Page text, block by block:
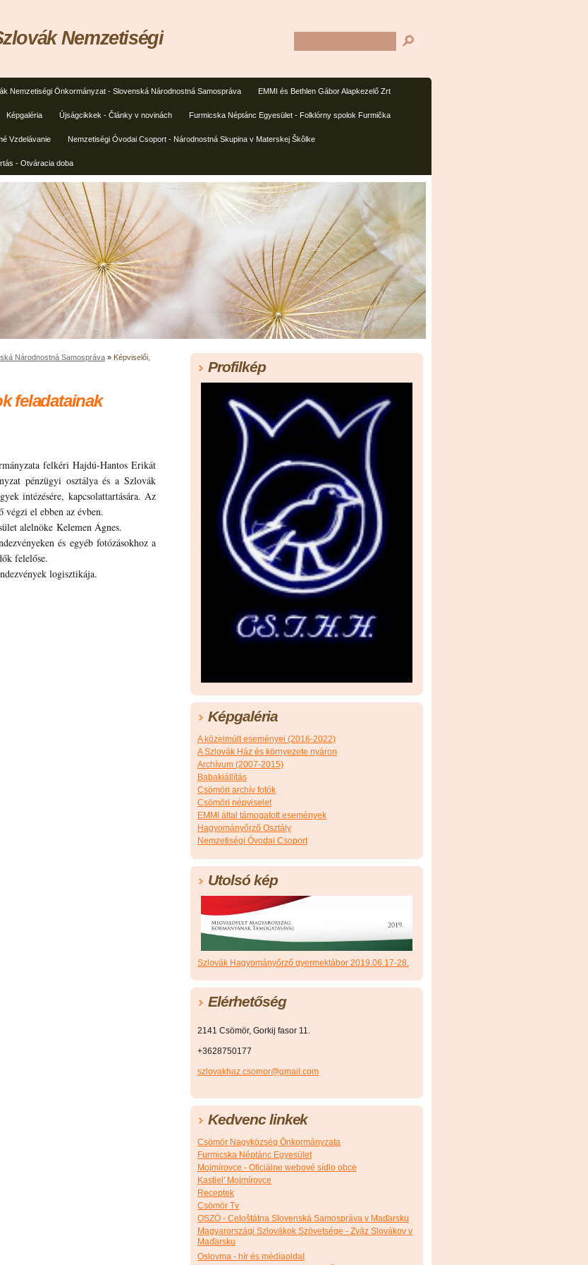
Nemzetiségi Önkormányzat - Slovenská Národnostná Samospráva EMMI és Bethlen Gábor Alapkezelő Zrt
Képgaléria Újságcikkek - Články v novinách Furmicska Néptánc Egyesület - Folklórny spolok Furmička
Vzdelávanie Nemzetiségi Óvodai Csoport - Národnostná Skupina v Materskej Škôlke
- Otváracia doba
Nemzetiségi
Národnostná Samospráva » Képviselői,
feladatainak
felkéri Hajdú-Hantos Erikát
pénzügyi osztálya és a Szlovák
intézésére, kapcsolattartására. Az
el ebben az évben.
alelnöke Kelemen Ágnes.
és egyéb fotózásokhoz a
felelőse.
logisztikája.
Profilkép
Képgaléria
A közelmúlt eseményei (2016-2022)
A Szlovák Ház és környezete nyáron
Archívum (2007-2015)
Babakiállítás
Csömöri archív fotók
Csömöri népviselet
EMMI által támogatott események
Hagyományőrző Osztály
Nemzetiségi Óvodai Csoport
Utolsó kép
Szlovák Hagyományőrző gyermektábor 2019.06.17-28.
Elérhetőség
2141 Csömör, Gorkij fasor 11.
+3628750177
szlovakhaz.csomor@gmail.com
Kedvenc linkek
Csömör Nagyközség Önkormányzata
Furmicska Néptánc Egyesület
Mojmírovce - Oficiálne webové sídlo obce
Kastiel' Mojmírovce
Receptek
Csömör Tv
OSZÖ - Celoštátna Slovenská Samospráva v Maďarsku
Magyarországi Szlovákok Szövetsége - Zväz Slovákov v
Maďarsku
Oslovma - hír és médiaoldal